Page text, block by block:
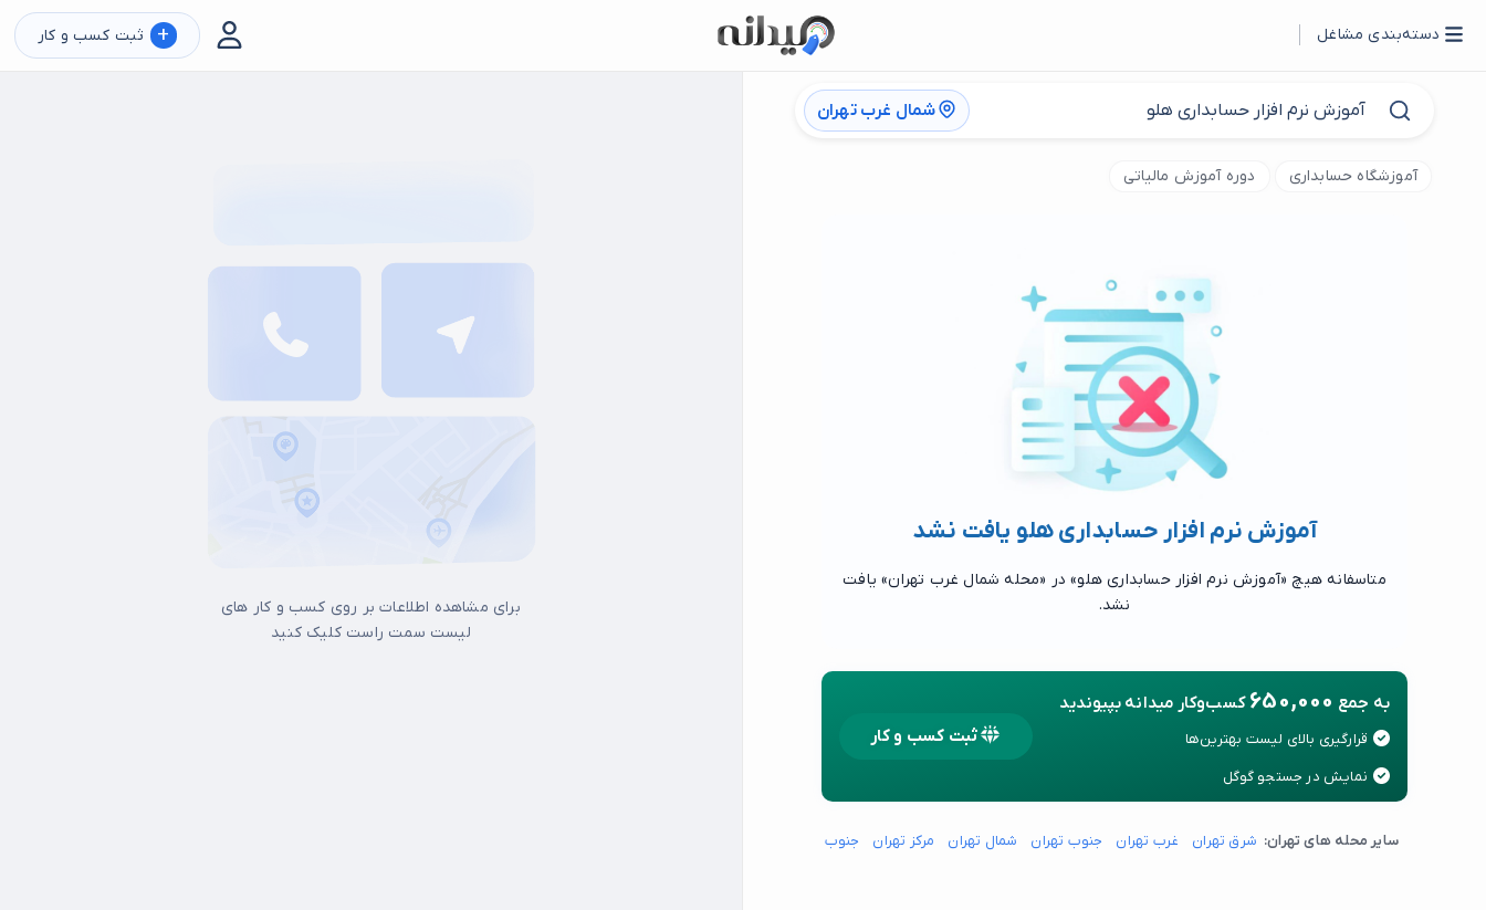
دسته‌بندی مشاغل + ثبت کسب و کار
شمال غرب تهران
آموزشگاه حسابداری دوره آموزش مالیاتی
آموزش نرم افزار حسابداری هلو یافت نشد
متاسفانه هیچ «آموزش نرم افزار حسابداری هلو» در «محله شمال غرب تهران» یافت
نشد.
به جمع 650,000 کسب‌وکار میدانه بپیوندید
قرارگیری بالای لیست بهترین‌ها
نمایش در جستجو گوگل
ثبت کسب و کار
سایر محله های تهران: شرق تهران غرب تهران جنوب تهران شمال تهران مرکز تهران جنوب شرق تهران
برای مشاهده اطلاعات بر روی کسب و کار های
لیست سمت راست کلیک کنید